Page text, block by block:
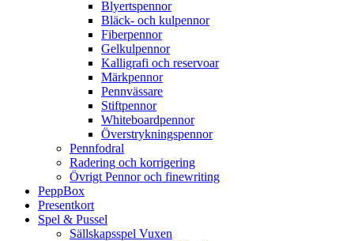
Blyertspennor
Bläck- och kulpennor
Fiberpennor
Gelkulpennor
Kalligrafi och reservoar
Märkpennor
Pennvässare
Stiftpennor
Whiteboardpennor
Överstrykningspennor
Pennfodral
Radering och korrigering
Övrigt Pennor och finewriting
PeppBox
Presentkort
Spel & Pussel
Sällskapsspel Vuxen